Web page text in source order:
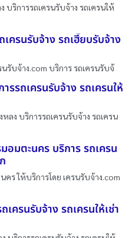
บริการรถเครนรับจ้าง รถเครนให้
ครนรับจ้าง รถเฮี๊ยบรับจ้าง
รับจ้าง.com บริการ รถเครนรับจ้
รรถเครนรับจ้าง รถเครนให้
ลง บริการรถเครนรับจ้าง รถเครน
อมตะนคร บริการ รถเครน
ร ให้บริการโดย เครนรับจ้าง.com
ครนรับจ้าง รถเครนให้เช่า